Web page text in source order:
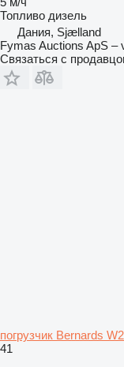
Топливо дизель
Дания, Sjælland
Fymas Auctions ApS –
Связаться с
погрузчик Bernards
41